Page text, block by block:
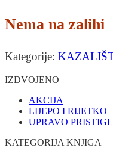
Nema na zalihi
Kategorije:
IZDVOJENO
AKCIJA
LIJEPO I RIJETKO
UPRAVO
KATEGORIJA KNJIGA